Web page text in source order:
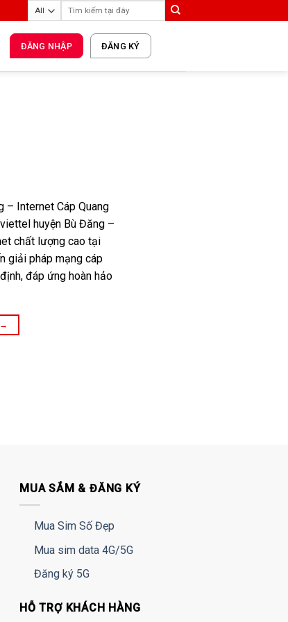
ĐĂNG NHẬP ĐĂNG KÝ
– Internet Cáp Quang
huyện Bù Đăng –
chất lượng cao tại
giải pháp mạng cáp
đáp ứng hoàn hảo
→
MUA SẮM & ĐĂNG KÝ
Mua Sim Số Đẹp
Mua sim data 4G/5G
Đăng ký 5G
HỖ TRỢ KHÁCH HÀNG